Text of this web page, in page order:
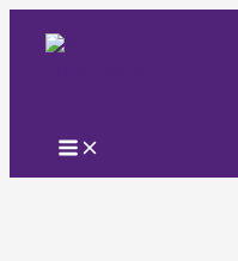
Inhalt